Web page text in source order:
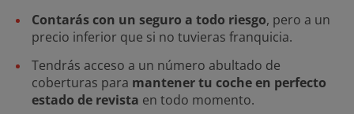
Contarás con un seguro a todo riesgo, pero a un
precio inferior que si no tuvieras franquicia.
Tendrás acceso a un número abultado de
coberturas para mantener tu coche en perfecto
estado de revista en todo momento.